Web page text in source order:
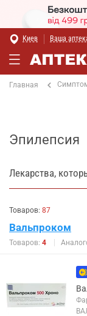
Киев Ваша
Главная
Эпилепсия
Лекарства,
Товаров: 87
Вальпроком
Товаров: 4